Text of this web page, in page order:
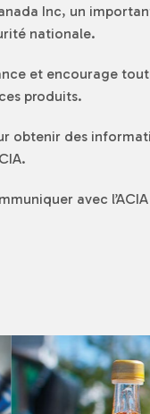
Inc, un
nationale.
et encourage
produits.
obtenir des
avec